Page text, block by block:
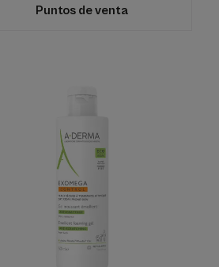
Puntos de venta
espumoso
anti-
irritación